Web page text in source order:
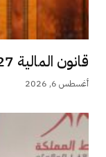
قانون المالية 2027: أخنوش يبقي على دعم...
أغسطس 6, 2026